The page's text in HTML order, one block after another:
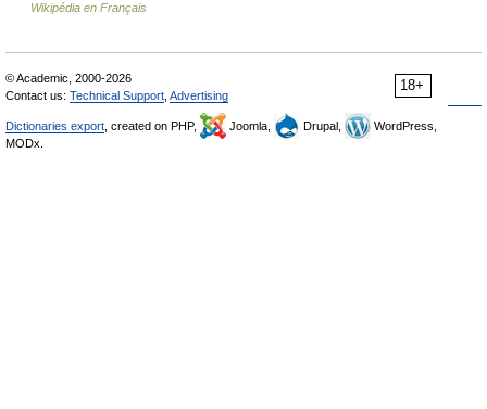
Wikipédia en Français
18+
© Academic, 2000-2026
Contact us: Technical Support Advertising
Dictionaries export , created on PHP, Joomla, Drupal,
WordPress,
MODx.